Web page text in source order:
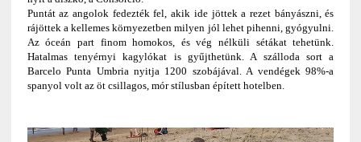
Puntát az angolok fedezték fel, akik ide jöttek a rezet bányászni, és
rájöttek a kellemes környezetben milyen jól lehet pihenni, gyógyulni.
Az óceán part finom homokos, és vég nélküli sétákat tehetünk.
Hatalmas tenyérnyi kagylókat is gyűjthetünk. A szálloda sort a
Barcelo Punta Umbria nyitja 1200 szobájával. A vendégek 98%-a
spanyol volt az öt csillagos, mór stílusban épített hotelben.